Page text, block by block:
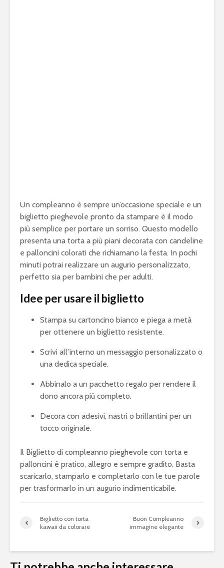
Un compleanno è sempre un’occasione speciale e un
biglietto pieghevole pronto da stampare è il modo
più semplice per portare un sorriso. Questo modello
presenta una torta a più piani decorata con candeline
e palloncini colorati che richiamano la festa. In pochi
minuti potrai realizzare un augurio personalizzato,
perfetto sia per bambini che per adulti.
Idee per usare il biglietto
Stampa su cartoncino bianco e piega a metà
per ottenere un biglietto resistente.
Scrivi all’interno un messaggio personalizzato o
una dedica speciale.
Abbinalo a un pacchetto regalo per rendere il
dono ancora più completo.
Decora con adesivi, nastri o brillantini per un
tocco originale.
Il Biglietto di compleanno pieghevole con torta e
palloncini è pratico, allegro e sempre gradito. Basta
scaricarlo, stamparlo e completarlo con le tue parole
per trasformarlo in un augurio indimenticabile.
Biglietto con torta
kawaii da colorare
Buon Compleanno
immagine elegante